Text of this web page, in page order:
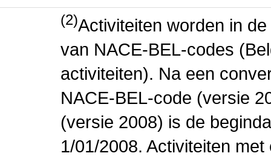
(2)Activiteiten worden in
van NACE-BEL-codes
activiteiten). Na een
NACE-BEL-code (versie
(versie 2008) is de
1/01/2008. Activiteiten